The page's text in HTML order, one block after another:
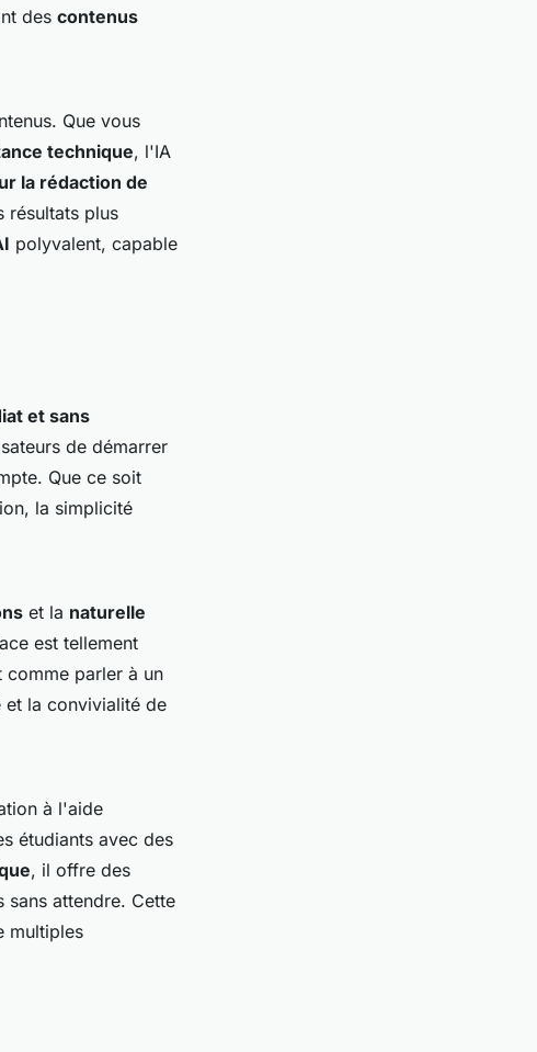
des contenus
Que vous
technique, l'IA
la rédaction de
résultats plus
polyvalent, capable
et sans
de démarrer
Que ce soit
la simplicité
et la naturelle
est tellement
comme parler à un
la convivialité de
à l'aide
étudiants avec des
, il offre des
sans attendre. Cette
multiples